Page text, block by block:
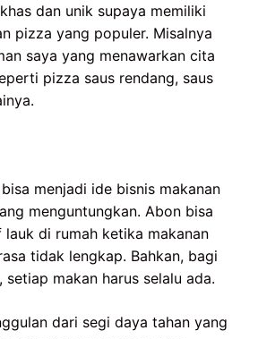
dan unik supaya memiliki
pizza yang populer. Misalnya
saya yang menawarkan cita
pizza saus rendang, saus
menjadi ide bisnis makanan
menguntungkan. Abon bisa
di rumah ketika makanan
tidak lengkap. Bahkan, bagi
setiap makan harus selalu ada.
dari segi daya tahan yang